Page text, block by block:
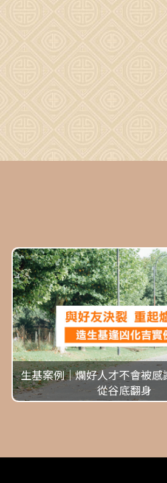
生基案例｜爛好人才不會被
從谷底翻身